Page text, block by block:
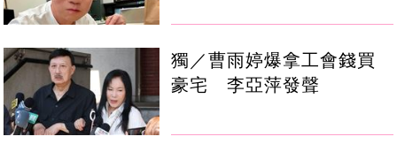
獨／曹雨婷爆拿工會錢買
豪宅 李亞萍發聲